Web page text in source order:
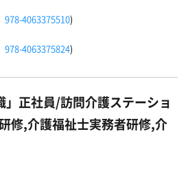
978-4063375510)
978-4063375824)
」正社員/訪問介護ステーショ
修,介護福祉士実務者研修,介